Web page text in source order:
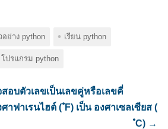
อย่าง python เรียน python
โปรแกรม python
อบตัวเลขเป็นเลขคู่หรือเลขคี่
ฟาเรนไฮต์ ( ํF) เป็น องศาเซลเซียส (
ํC) →